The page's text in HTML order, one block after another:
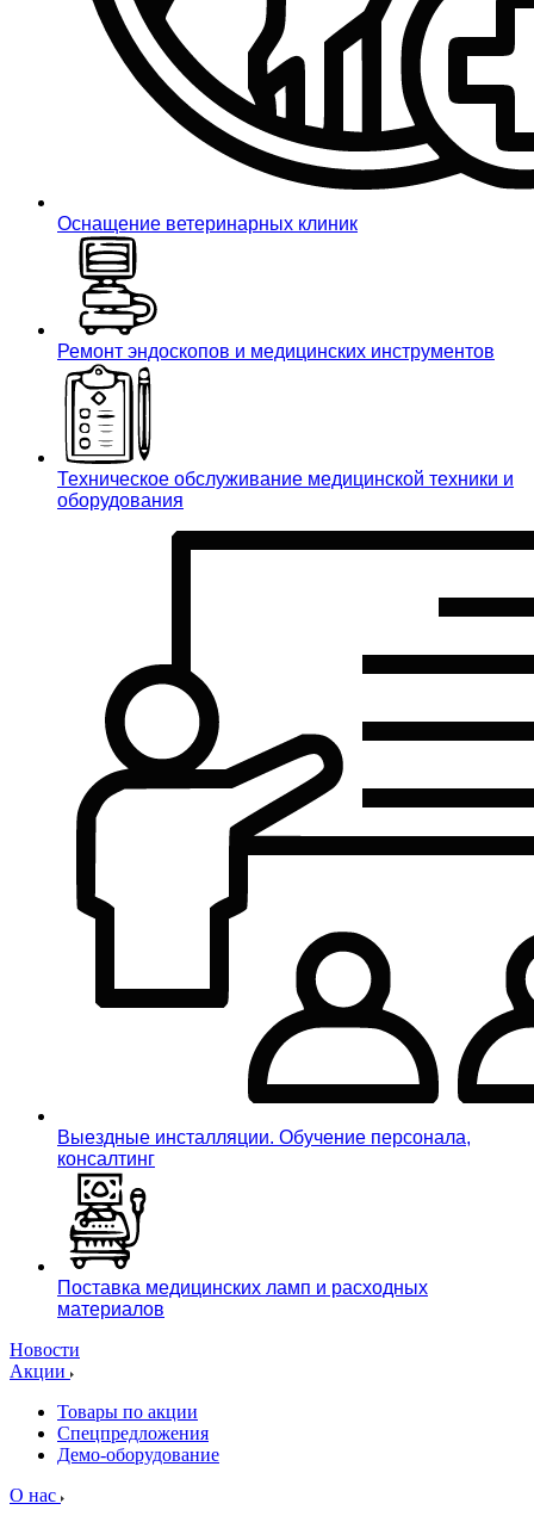
Оснащение ветеринарных клиник
Ремонт эндоскопов и медицинских инструментов
Техническое обслуживание медицинской техники и
оборудования
Выездные инсталляции. Обучение персонала,
консалтинг
Поставка медицинских ламп и расходных
материалов
Новости
Акции
Товары по акции
Спецпредложения
Демо-оборудование
О нас